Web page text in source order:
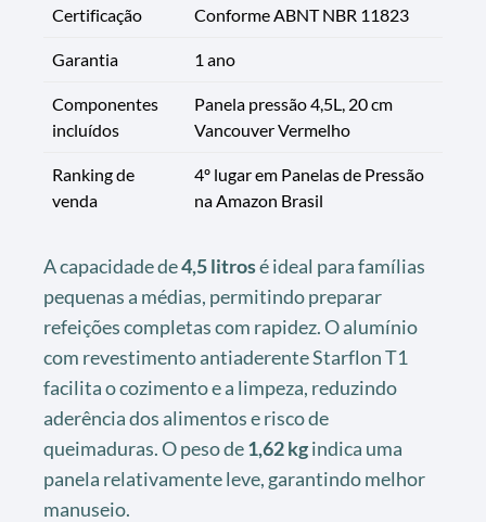
Certificação Conforme ABNT NBR 11823
Garantia 1 ano
Componentes
incluídos
Panela pressão 4,5L, 20 cm
Vancouver Vermelho
Ranking de
venda
4º lugar em Panelas de Pressão
na Amazon Brasil
A capacidade de4,5 litrosé ideal para famílias
pequenas a médias, permitindo preparar
refeições completas com rapidez. O alumínio
com revestimento antiaderente Starflon T1
facilita o cozimento e a limpeza, reduzindo
aderência dos alimentos e risco de
queimaduras. O peso de1,62 kgindica uma
panela relativamente leve, garantindo melhor
manuseio.